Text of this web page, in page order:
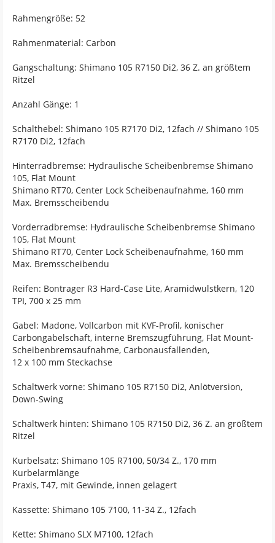
Rahmengröße: 52
Rahmenmaterial: Carbon
Gangschaltung: Shimano 105 R7150 Di2, 36 Z. an größtem
Ritzel
Anzahl Gänge: 1
Schalthebel: Shimano 105 R7170 Di2, 12fach // Shimano 105
R7170 Di2, 12fach
Hinterradbremse: Hydraulische Scheibenbremse Shimano
105, Flat Mount
Shimano RT70, Center Lock Scheibenaufnahme, 160 mm
Max. Bremsscheibendu
Vorderradbremse: Hydraulische Scheibenbremse Shimano
105, Flat Mount
Shimano RT70, Center Lock Scheibenaufnahme, 160 mm
Max. Bremsscheibendu
Reifen: Bontrager R3 Hard-Case Lite, Aramidwulstkern, 120
TPI, 700 x 25 mm
Gabel: Madone, Vollcarbon mit KVF-Profil, konischer
Carbongabelschaft, interne Bremszugführung, Flat Mount-
Scheibenbremsaufnahme, Carbonausfallenden,
12 x 100 mm Steckachse
Schaltwerk vorne: Shimano 105 R7150 Di2, Anlötversion,
Down-Swing
Schaltwerk hinten: Shimano 105 R7150 Di2, 36 Z. an größtem
Ritzel
Kurbelsatz: Shimano 105 R7100, 50/34 Z., 170 mm
Kurbelarmlänge
Praxis, T47, mit Gewinde, innen gelagert
Kassette: Shimano 105 7100, 11-34 Z., 12fach
Kette: Shimano SLX M7100, 12fach